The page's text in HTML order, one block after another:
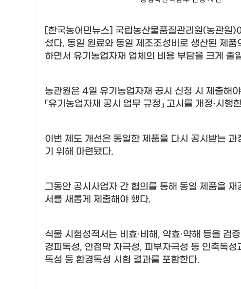
[한국농어민뉴스] 국립농산물품질관리원(농관원)
섰다. 동일 원료와 동일 제조조성비로 생산된 제
하면서 유기농업자재 업체의 비용 부담을 크게 줄
농관원은 4일 유기농업자재 공시 신청 시 제출해
「유기농업자재 공시 업무 규정 」 고시를 개정·시행
이번 제도 개선은 동일한 제품을 다시 공시받는
기 위해 마련됐다.
그동안 공시사업자 간 협의를 통해 동일 제품을
서를 새롭게 제출해야 했다.
식물 시험성적서는 비효· 비해, 약효·약해 등을 검
경피독성, 안점막 자극성, 피부자극성 등 인축독성
독성 등 환경독성 시험 결과를 포함한다.